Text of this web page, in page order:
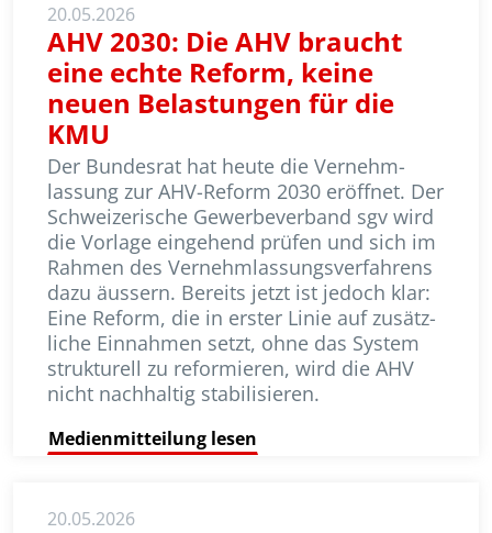
20.05.2026
AHV 2030: Die AHV braucht
eine echte Reform, keine
neuen Belastungen für die
KMU
Der Bundesrat hat heute die Vernehm­
lassung zur AHV-Reform 2030 eröffnet. Der
Schweizerische Gewerbeverband sgv wird
die Vorlage eingehend prüfen und sich im
Rahmen des Vernehmlassungsverfahrens
dazu äussern. Bereits jetzt ist jedoch klar:
Eine Reform, die in erster Linie auf zusätz­
liche Einnahmen setzt, ohne das System
strukturell zu reformieren, wird die AHV
nicht nachhaltig stabilisieren.
Medienmitteilung lesen
20.05.2026